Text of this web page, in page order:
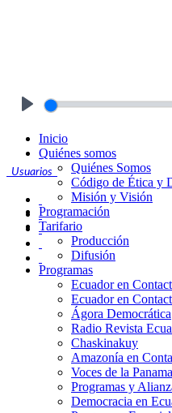
Usuarios
Inicio
Quiénes somos
Quiénes Somos
Código de Ética y
Misión y Visión
Programación
Tarifario
Producción
Difusión
Programas
Ecuador en
Ecuador en
Ágora Democrática
Radio Revista
Chaskinakuy
Amazonía en
Voces de la
Programas y
Democracia en